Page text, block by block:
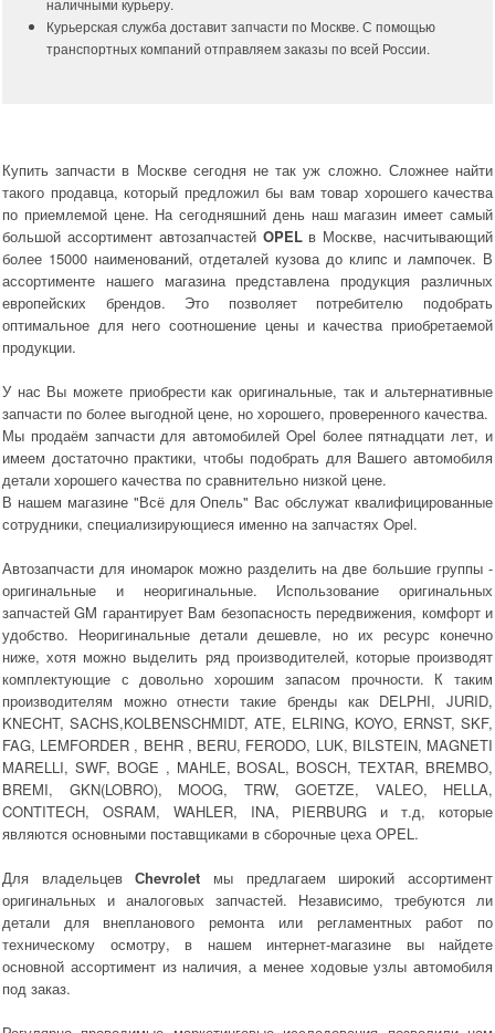
Курьерская служба доставит запчасти по Москве. С помощью
транспортных компаний отправляем заказы по всей России.
Купить запчасти в Москве сегодня не так уж сложно. Сложнее найти
такого продавца, который предложил бы вам товар хорошего качества
по приемлемой цене. На сегодняшний день наш магазин имеет самый
большой ассортимент автозапчастей OPELв Москве, насчитывающий
более 15000 наименований, отдеталей кузова до клипс и лампочек. В
ассортименте нашего магазина представлена продукция различных
европейских брендов. Это позволяет потребителю подобрать
оптимальное для него соотношение цены и качества приобретаемой
продукции.
У нас Вы можете приобрести как оригинальные, так и альтернативные
запчасти по более выгодной цене, но хорошего, проверенного качества.
Мы продаём запчасти для автомобилей Opel более пятнадцати лет, и
имеем достаточно практики, чтобы подобрать для Вашего автомобиля
детали хорошего качества по сравнительно низкой цене.
В нашем магазине "Всё для Опель" Вас обслужат квалифицированные
сотрудники, специализирующиеся именно на запчастях Opel.
Автозапчасти для иномарок можно разделить на две большие группы -
оригинальные и неоригинальные. Использование оригинальных
запчастей GM гарантирует Вам безопасность передвижения, комфорт и
удобство. Неоригинальные детали дешевле, но их ресурс конечно
ниже, хотя можно выделить ряд производителей, которые производят
комплектующие с довольно хорошим запасом прочности. К таким
производителям можно отнести такие бренды как DELPHI, JURID,
KNECHT, SACHS,KOLBENSCHMIDT, ATE, ELRING, KOYO, ERNST, SKF,
FAG, LEMFORDER , BEHR , BERU, FERODO, LUK, BILSTEIN, MAGNETI
MARELLI, SWF, BOGE , MAHLE, BOSAL, BOSCH, TEXTAR, BREMBO,
BREMI, GKN(LOBRO), MOOG, TRW, GOETZE, VALEO, HELLA,
CONTITECH, OSRAM, WAHLER, INA, PIERBURG и т.д, которые
являются основными поставщиками в сборочные цеха OPEL.
Для владельцевСhevrolet мы предлагаем широкий ассортимент
оригинальных и аналоговых запчастей. Независимо, требуются ли
детали для внепланового ремонта или регламентных работ по
техническому осмотру, в нашем интернет-магазине вы найдете
основной ассортимент из наличия, а менее ходовые узлы автомобиля
под заказ.